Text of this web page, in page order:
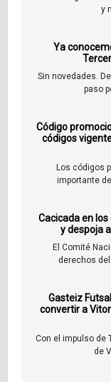
y
Ya
Sin novedades.
paso
Código
códigos
Los códigos
importante
Cacicada en los
y despoja
El Comité
derechos del
Gasteiz
convertir a
Con el impulso de
de